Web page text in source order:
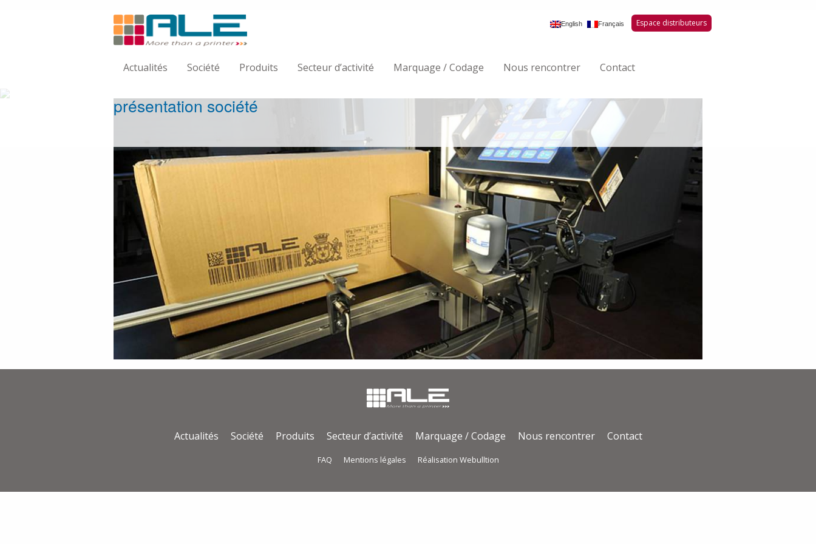
English Français Espace distributeurs
Actualités Société Produits Secteur d’activité Marquage / Codage Nous rencontrer Contact
présentation société
Actualités Société Produits Secteur d’activité Marquage / Codage Nous rencontrer Contact
FAQ Mentions légales Réalisation Webulltion